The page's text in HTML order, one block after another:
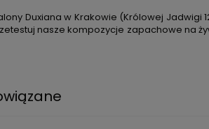
Duxiana w Krakowie (Królowej Jadwigi
nasze kompozycje zapachowe na